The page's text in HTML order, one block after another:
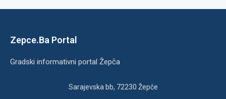
Zepce.Ba Portal
Gradski informativni portal Žepča
Sarajevska bb, 72230 Žepče